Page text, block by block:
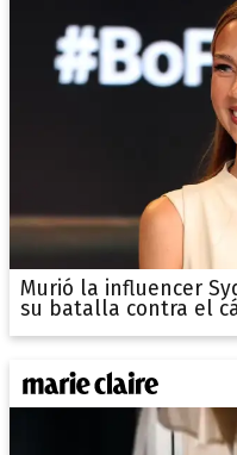
Murió la influencer
su batalla contra el